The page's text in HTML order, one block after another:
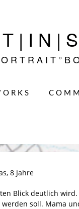
| I N |
R T R A I T ° B
O R K S C O M
8 Jahre
Blick deutlich
soll. Mama